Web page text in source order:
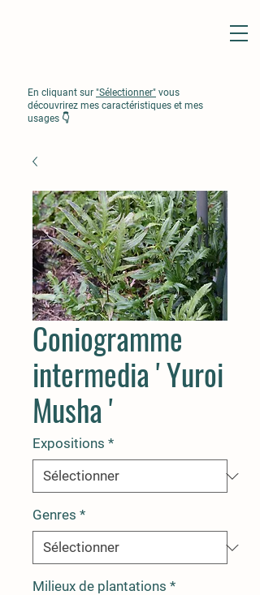
En cliquant sur "Sélectionner" vous
découvrirez mes caractéristiques et mes
usages 👇
Coniogramme
intermedia ' Yuroi
Musha '
Expositions *
Genres *
Milieux de plantations *